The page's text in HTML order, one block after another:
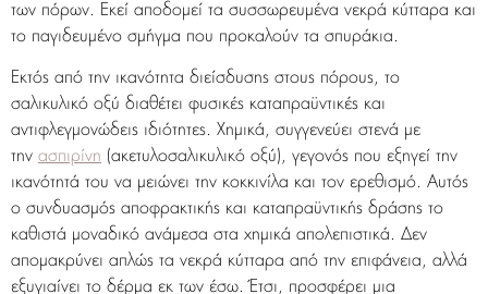
των πόρων. Εκεί αποδομεί τα συσσωρευμένα νεκρά κύτταρα και
το παγιδευμένο σμήγμα που προκαλούν τα σπυράκια.
Εκτός από την ικανότητα διείσδυσης στους πόρους, το
σαλικυλικό οξύ διαθέτει φυσικές καταπραϋντικές και
αντιφλεγμονώδεις ιδιότητες. Χημικά, συγγενεύει στενά με
την ασπιρίνη (ακετυλοσαλικυλικό οξύ), γεγονός που εξηγεί την
ικανότητά του να μειώνει την κοκκινίλα και τον ερεθισμό. Αυτός
ο συνδυασμός αποφρακτικής και καταπραϋντικής δράσης το
καθιστά μοναδικό ανάμεσα στα χημικά απολεπιστικά. Δεν
απομακρύνει απλώς τα νεκρά κύτταρα από την επιφάνεια, αλλά
εξυγιαίνει το δέρμα εκ των έσω. Έτσι, προσφέρει μια